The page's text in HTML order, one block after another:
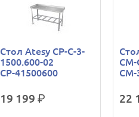
Стол Atesy СР-С-3-
1500.600-02
СР-41500600
19 199р.
СМ-
СМ-
22